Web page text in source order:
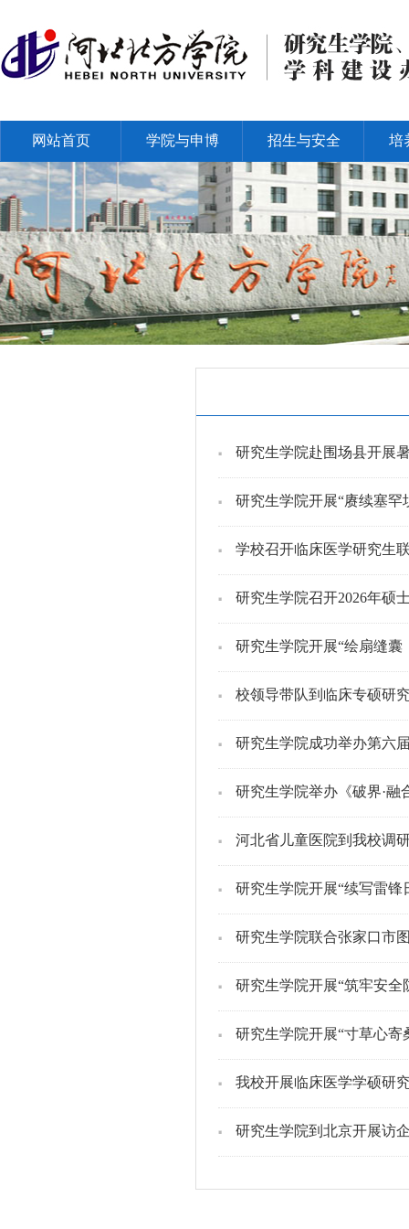
网站首页 学院与申博 招生与安全 培
研究生学院赴围场县开展
研究生学院开展“赓续塞
学校召开临床医学研究生
研究生学院召开2026年硕
研究生学院开展“绘扇缝
校领导带队到临床专硕研
研究生学院成功举办第六
研究生学院举办《破界·融
河北省儿童医院到我校调
研究生学院开展“续写雷
研究生学院联合张家口市
研究生学院开展“筑牢安
研究生学院开展“寸草心
我校开展临床医学学硕研
研究生学院到北京开展访